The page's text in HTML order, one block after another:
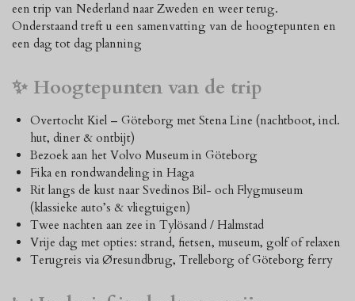
een trip van Nederland naar Zweden en weer terug.
Onderstaand treft u een samenvatting van de hoogtepunten en
een dag tot dag planning
✨ Hoogtepunten van de trip
Overtocht Kiel – Göteborg met Stena Line (nachtboot, incl.
hut, diner & ontbijt)
Bezoek aan het Volvo Museum in Göteborg
Fika en rondwandeling in Haga
Rit langs de kust naar Svedinos Bil- och Flygmuseum
(klassieke auto’s & vliegtuigen)
Twee nachten aan zee in Tylösand / Halmstad
Vrije dag met opties: strand, fietsen, museum, golf of relaxen
Terugreis via Øresundbrug, Trelleborg of Göteborg ferry